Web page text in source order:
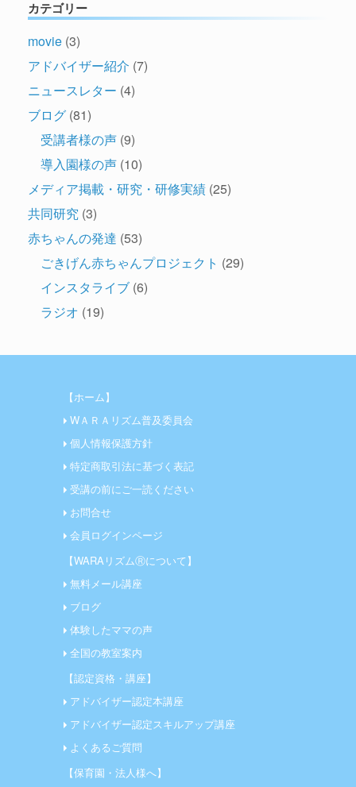
カテゴリー
movie (3)
アドバイザー紹介 (7)
ニュースレター (4)
ブログ (81)
受講者様の声 (9)
導入園様の声 (10)
メディア掲載・研究・研修実績 (25)
共同研究 (3)
赤ちゃんの発達 (53)
ごきげん赤ちゃんプロジェクト (29)
インスタライブ (6)
ラジオ (19)
【ホーム】
WＡＲＡリズム普及委員会
個人情報保護方針
特定商取引法に基づく表記
受講の前にご一読ください
お問合せ
会員ログインページ
【WARAリズムⓇについて】
無料メール講座
ブログ
体験したママの声
全国の教室案内
【認定資格・講座】
アドバイザー認定本講座
アドバイザー認定スキルアップ講座
よくあるご質問
【保育園・法人様へ】